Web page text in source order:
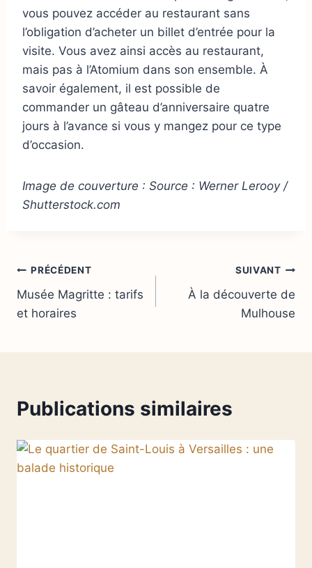
vous pouvez accéder au restaurant sans
l’obligation d’acheter un billet d’entrée pour la
visite. Vous avez ainsi accès au restaurant,
mais pas à l’Atomium dans son ensemble. À
savoir également, il est possible de
commander un gâteau d’anniversaire quatre
jours à l’avance si vous y mangez pour ce type
d’occasion.
Image de couverture : Source : Werner Lerooy /
Shutterstock.com
Navigation
de
PRÉCÉDENT
Musée Magritte : tarifs
et horaires
SUIVANT
À la découverte de
Mulhouse
Publications similaires